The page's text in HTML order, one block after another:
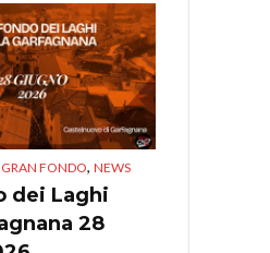
GRAN FONDO, NEWS
dei Laghi
28